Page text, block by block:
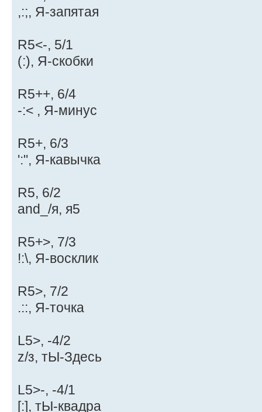
,:;, Я-запятая
R5<-, 5/1
(:), Я-скобки
R5++, 6/4
-:< , Я-минус
R5+, 6/3
':", Я-кавычка
R5, 6/2
and_/я, я5
R5+>, 7/3
!:\, Я-восклик
R5>, 7/2
.::, Я-точка
L5>, -4/2
z/з, тЫ-Здесь
L5>-, -4/1
[:], тЫ-квадра